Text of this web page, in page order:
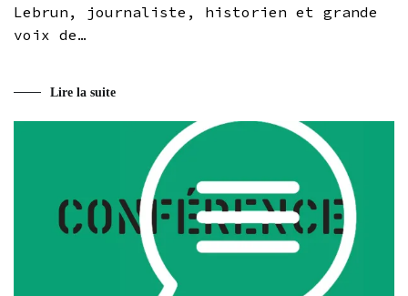
Lebrun, journaliste, historien et grande
voix de…
Lire la suite